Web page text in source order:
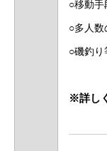
○移動手
○多人数
○磯釣り
※詳し